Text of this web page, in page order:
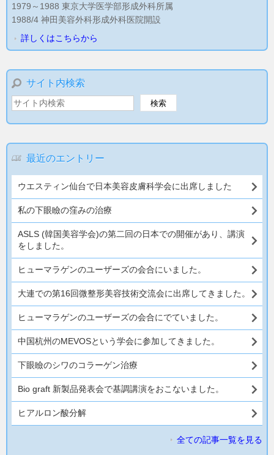
1979～1988 東京大学医学部形成外科所属
1988/4 神田美容外科形成外科医院開設
詳しくはこちらから
サイト内検索
最近のエントリー
ウエスティン仙台で日本美容皮膚科学会に出席しました
私の下眼瞼の窪みの治療
ASLS (韓国美容学会)の第二回の日本での開催があり、講演
をしました。
ヒューマラゲンのユーザーズの会合にいました。
大連での第16回微整形美容技術交流会に出席してきました。
ヒューマラゲンのユーザーズの会合にでていました。
中国杭州のMEVOSという学会に参加してきました。
下眼瞼のシワのコラーゲン治療
Bio graft 新製品発表会で基調講演をおこないました。
ヒアルロン酸分解
全ての記事一覧を見る